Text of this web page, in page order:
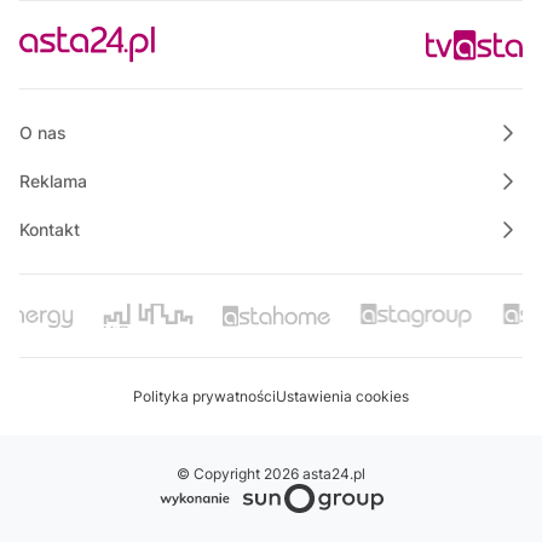
15:30
Własnymi ścieżkami
O nas
Reklama
Kontakt
Polityka prywatnościUstawienia cookies
© Copyright 2026 asta24.pl